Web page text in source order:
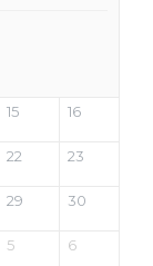
15 16
22 23
29 30
5 6